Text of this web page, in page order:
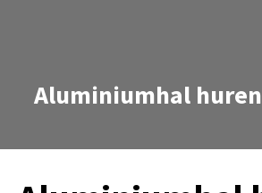
Aluminiumhal